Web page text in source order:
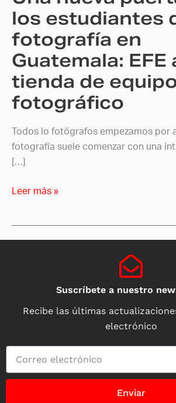
los estudiantes
fotografía en
Guatemala: EFE
tienda de
fotográfico
Todos lo fotógrafos empezamos por
fotografía suele comenzar con una
[…]
EFE
abre
su
tienda
de
equipo
fotográfico
Leer más »
Suscríbete a nuestro
Recibe las últimas
electrónico
Enviar